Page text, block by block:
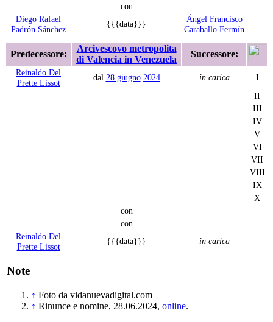
con
Diego Rafael
Padrón Sánchez
{{{data}}}
Ángel Francisco
Caraballo Fermín
Predecessore:
Arcivescovo metropolita
di Valencia in Venezuela
Successore:
Reinaldo Del
Prette Lissot
dal 28 giugno 2024 in carica
I
II
III
IV
V
VI
VII
VIII
IX
X
con
con
Reinaldo Del
Prette Lissot
{{{data}}} in carica
Note
↑ Foto da vidanuevadigital.com
↑ Rinunce e nomine, 28.06.2024, online.